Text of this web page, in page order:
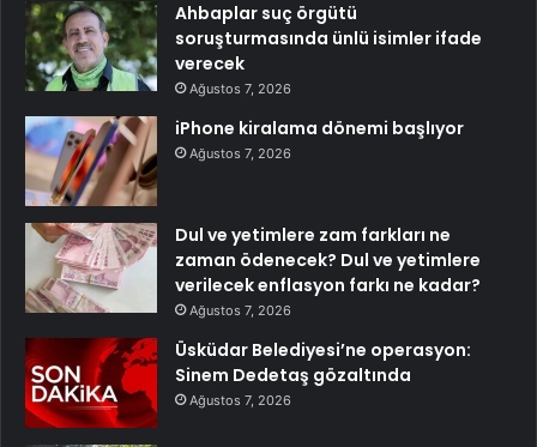
Ahbaplar suç örgütü
soruşturmasında ünlü isimler ifade
verecek
Ağustos 7, 2026
iPhone kiralama dönemi başlıyor
Ağustos 7, 2026
Dul ve yetimlere zam farkları ne
zaman ödenecek? Dul ve yetimlere
verilecek enflasyon farkı ne kadar?
Ağustos 7, 2026
Üsküdar Belediyesi’ne operasyon:
Sinem Dedetaş gözaltında
Ağustos 7, 2026